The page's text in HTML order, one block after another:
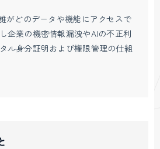
がどのデータや機能にアクセスで
企業の機密情報漏洩やAIの不正利
ル身分証明および権限管理の仕組